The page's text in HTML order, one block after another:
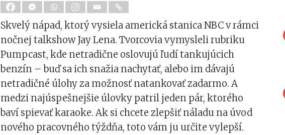
Skvelý nápad, ktorý vysiela americká stanica NBC v rámci
nočnej talkshow Jay Lena. Tvorcovia vymysleli rubriku
Pumpcast, kde netradične oslovujú ľudí tankujúcich
benzín – buď sa ich snažia nachytať, alebo im dávajú
netradičné úlohy za možnosť natankovať zadarmo. A
medzi najúspešnejšie úlovky patril jeden pár, ktorého
baví spievať karaoke. Ak si chcete zlepšiť náladu na úvod
nového pracovného týždňa, toto vám ju určite vylepší.